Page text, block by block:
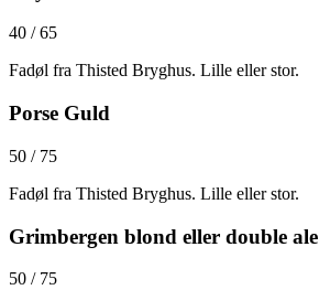
40 / 65
Fadøl fra Thisted Bryghus. Lille eller stor.
Porse Guld
50 / 75
Fadøl fra Thisted Bryghus. Lille eller stor.
Grimbergen blond eller double ale
50 / 75